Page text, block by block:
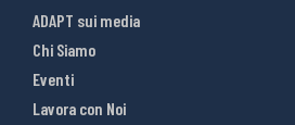
ADAPT sui media
Chi Siamo
Eventi
Lavora con Noi